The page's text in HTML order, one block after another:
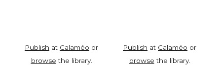
Publish at Calaméo or
browse the library.
Publish at Calaméo or
browse the library.